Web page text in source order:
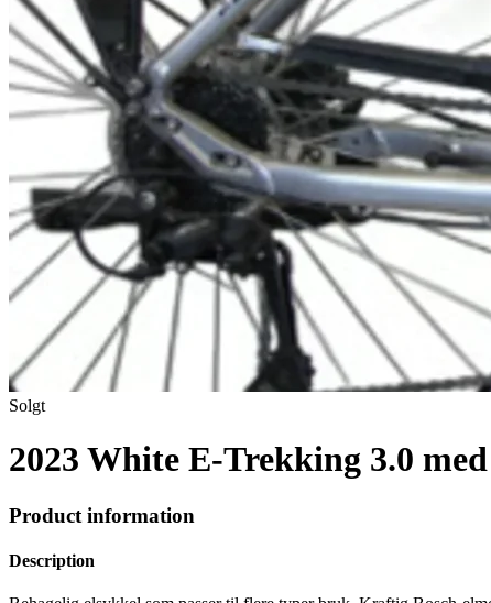
Solgt
2023 White E-Trekking 3.0
Product information
Description